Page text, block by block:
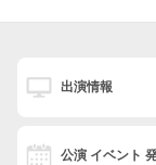
出演情報
公演 イベント